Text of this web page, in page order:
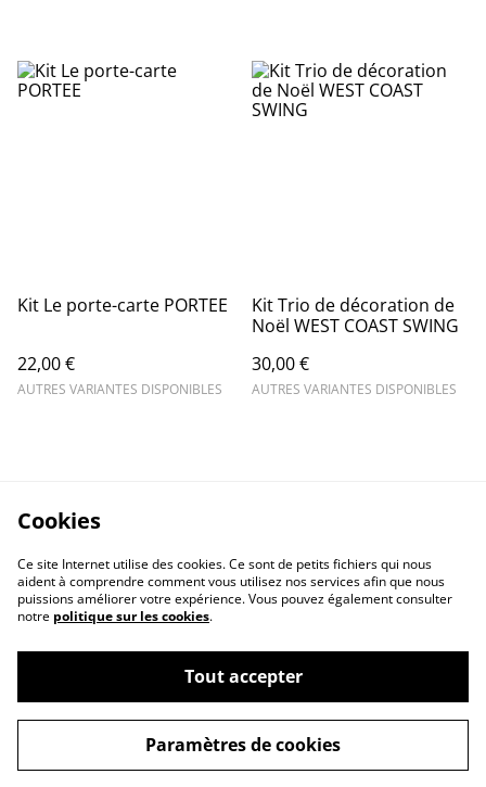
Kit Le porte-carte PORTEE
22,00 €
AUTRES VARIANTES DISPONIBLES
Kit Trio de décoration de
Noël WEST COAST SWING
30,00 €
AUTRES VARIANTES DISPONIBLES
Nous contacter
Conditions générales
Politique de
confidentialité
Politique des cookies
Cookies
Ce site Internet utilise des cookies. Ce sont de petits fichiers qui nous
aident à comprendre comment vous utilisez nos services afin que nous
puissions améliorer votre expérience. Vous pouvez également consulter
notre politique sur les cookies.
Tout accepter
Paramètres de cookies